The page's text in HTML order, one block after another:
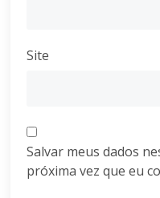
Site
Salvar meus dados
próxima vez que eu